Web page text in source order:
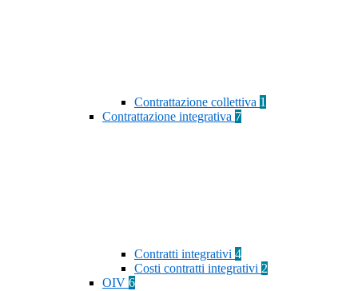
Contrattazione collettiva 1
Contrattazione integrativa 7
Contratti integrativi 4
Costi contratti integrativi 2
OIV 6